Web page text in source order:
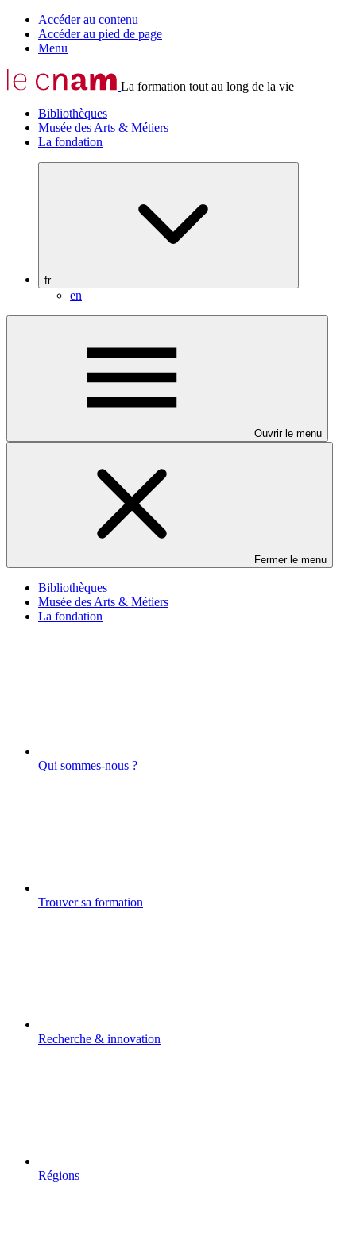
Accéder au contenu
Accéder au pied de page
Menu
La formation tout au long de la vie
Bibliothèques
Musée des Arts & Métiers
La fondation
fr
en
Ouvrir le menu
Fermer le menu
Bibliothèques
Musée des Arts & Métiers
La fondation
Qui sommes-nous ?
Trouver sa formation
Recherche & innovation
Régions